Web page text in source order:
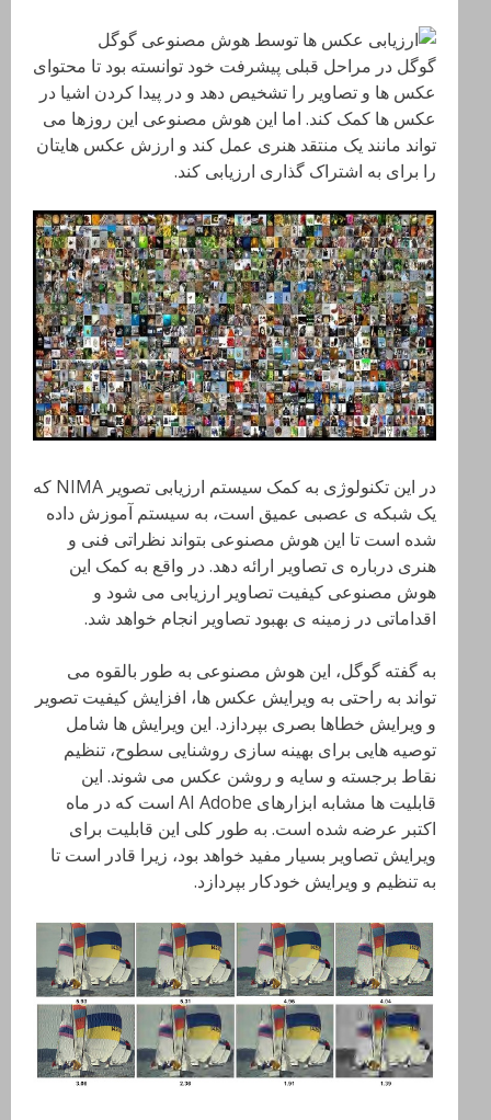
گوگل در مراحل قبلی پیشرفت خود توانسته بود تا محتوای
عکس ها و تصاویر را تشخیص دهد و در پیدا کردن اشیا در
عکس ها کمک کند. اما این هوش مصنوعی این روزها می
تواند مانند یک منتقد هنری عمل کند و ارزش عکس هایتان
را برای به اشتراک گذاری ارزیابی کند.
در این تکنولوژی به کمک سیستم ارزیابی تصویر NIMA که
یک شبکه ی عصبی عمیق است، به سیستم آموزش داده
شده است تا این هوش مصنوعی بتواند نظراتی فنی و
هنری درباره ی تصاویر ارائه دهد. در واقع به کمک این
هوش مصنوعی کیفیت تصاویر ارزیابی می شود و
اقداماتی در زمینه ی بهبود تصاویر انجام خواهد شد.
به گفته گوگل، این هوش مصنوعی به طور بالقوه می
تواند به راحتی به ویرایش عکس ها، افزایش کیفیت تصویر
و ویرایش خطاها بصری بپردازد. این ویرایش ها شامل
توصیه هایی برای بهینه سازی روشنایی سطوح، تنظیم
نقاط برجسته و سایه و روشن عکس می شوند. این
قابلیت ها مشابه ابزارهای AI Adobe است که در ماه
اکتبر عرضه شده است. به طور کلی این قابلیت برای
ویرایش تصاویر بسیار مفید خواهد بود، زیرا قادر است تا
به تنظیم و ویرایش خودکار بپردازد.